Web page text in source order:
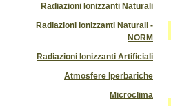
Radiazioni Ionizzanti Naturali
Radiazioni Ionizzanti Naturali -
NORM
Radiazioni Ionizzanti Artificiali
Atmosfere Iperbariche
Microclima